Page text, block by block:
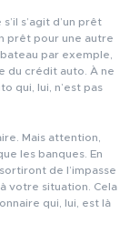
s’agit d’un prêt
prêt pour une autre
par exemple,
du crédit auto. À ne
qui, lui, n’est pas
Mais attention,
les banques. En
de l’impasse
votre situation. Cela
qui, lui, est là